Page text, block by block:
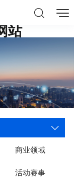
站
商业领域
活动赛事